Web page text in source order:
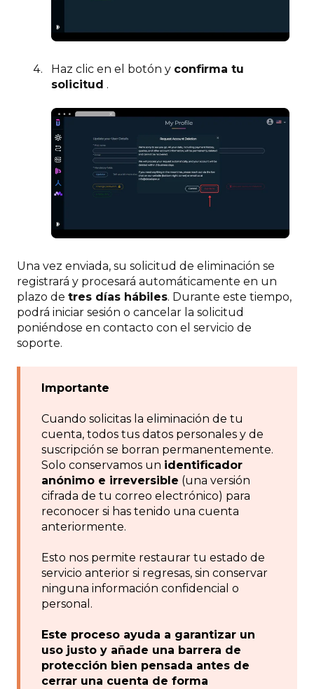
Haz clic en el botón y confirma tu
solicitud .
Una vez enviada, su solicitud de eliminación se
registrará y procesará automáticamente en un
plazo de tres días hábiles. Durante este tiempo,
podrá iniciar sesión o cancelar la solicitud
poniéndose en contacto con el servicio de
soporte.
Importante
Cuando solicitas la eliminación de tu
cuenta, todos tus datos personales y de
suscripción se borran permanentemente.
Solo conservamos un identificador
anónimo e irreversible (una versión
cifrada de tu correo electrónico) para
reconocer si has tenido una cuenta
anteriormente.
Esto nos permite restaurar tu estado de
servicio anterior si regresas, sin conservar
ninguna información confidencial o
personal.
Este proceso ayuda a garantizar un
uso justo y añade una barrera de
protección bien pensada antes de
cerrar una cuenta de forma